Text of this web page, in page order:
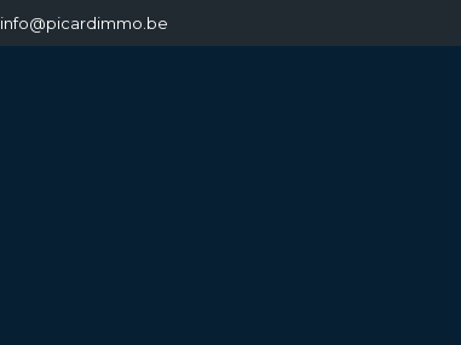
info@picardimmo.be